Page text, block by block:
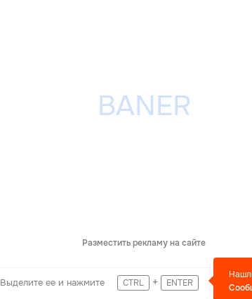
Разместить рекламу на сайте
Выделите ее и нажмите CTRL + ENTER